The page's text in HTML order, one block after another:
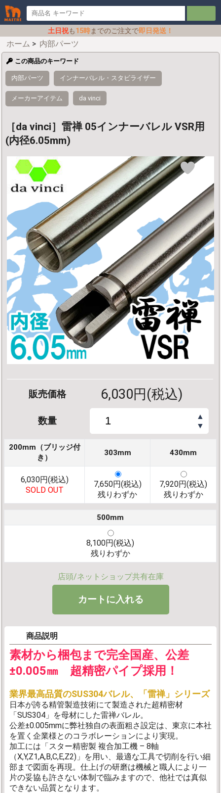
土日祝も15時までのご注文で即日発送！
ホーム > 内部パーツ
この商品のキーワード
内部パーツ インナーバレル・スタビライザー
メーカーアイテム da vinci
［da vinci］雷禅 05インナーバレル VSR用
(内径6.05mm)
販売価格 6,030円(税込)
数量
▲
▼
200mm（ブリッジ付
き）
303mm 430mm
6,030円(税込)
SOLD OUT
7,650円(税込)
残りわずか
7,920円(税込)
残りわずか
500mm
8,100円(税込)
残りわずか
店頭/ネットショップ共有在庫
商品説明
素材から梱包まで完全国産、公差
±0.005㎜ 超精密パイプ採用！
業界最高品質のSUS304バレル、「雷禅」シリーズ
日本が誇る精管製造技術にて製造された超精密材
「SUS304」を母材にした雷禅バレル。
公差±0.005mmに弊社独自の表面粗さ設定は、東京に本社
を置く企業様とのコラボレーションにより実現。
加工には「スター精密製 複合加工機 – 8軸
（X,Y,Z1,A,B,C,E,Z2)」を用い、最適な工具で切削を行い細
部まで図面を再現。仕上げの研磨は機械と職人により一
片の妥協も許さない体制で臨みますので、他社では真似
できない品質となります。